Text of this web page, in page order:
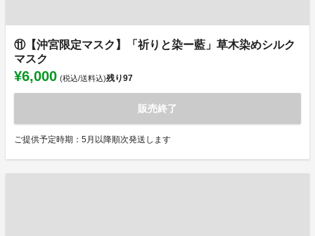
⑪【沖宮限定マスク】「祈りと染ー藍」草木染めシルク
マスク
¥6,000 (税込/送料込)残り97
販売終了
ご提供予定時期：5月以降順次発送します